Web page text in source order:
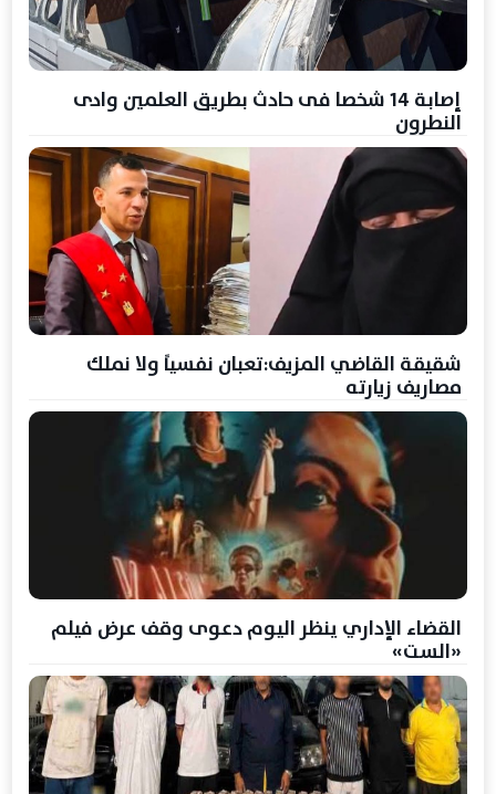
إصابة 14 شخصا فى حادث بطريق العلمين وادى
النطرون
شقيقة القاضي المزيف:تعبان نفسياً ولا نملك
مصاريف زيارته
القضاء الإداري ينظر اليوم دعوى وقف عرض فيلم
«الست»